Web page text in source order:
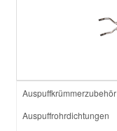
Auspuffkrümmerzubehör
Auspuffrohrdichtungen